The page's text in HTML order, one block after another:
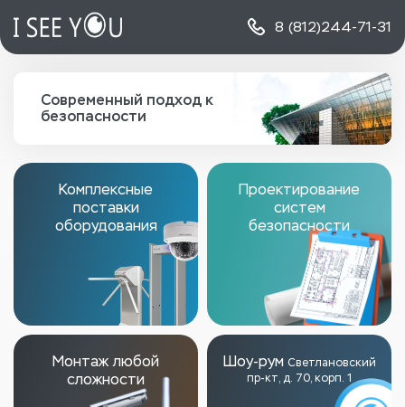
8 (812)244-71-31
Современный подход к
безопасности
Комплексные
поставки
оборудования
Проектирование
систем
безопасности
Монтаж любой
сложности
Шоу-рум Светлановский
пр-кт, д. 70, корп. 1